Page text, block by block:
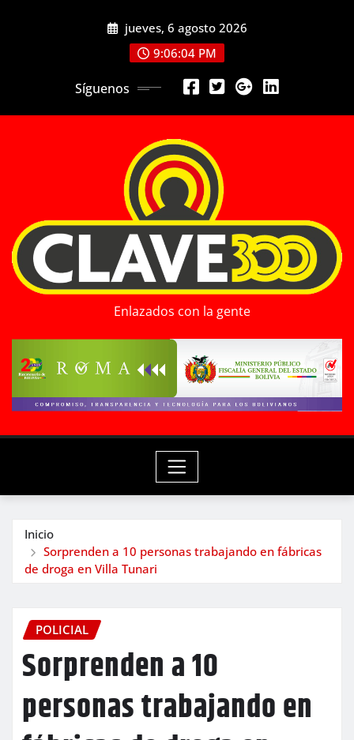
jueves, 6 agosto 2026
9:06:05 PM
Síguenos
Enlazados con la gente
Inicio
Sorprenden a 10 personas trabajando en fábricas
de droga en Villa Tunari
POLICIAL
Sorprenden a 10
personas trabajando en